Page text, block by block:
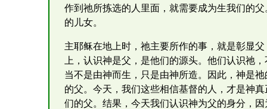
作到祂所拣选的人里面，就需要成为生我们的
的儿女。
主耶稣在地上时，祂主要所作的事，就是彰显
上，认识神是父，是他们的源头。他们认识祂
当不是由神而生，只是由神所造。因此，神是
的父。今天，我们这些相信基督的人，才是神
们的父。结果，今天我们认识神为父的身分，